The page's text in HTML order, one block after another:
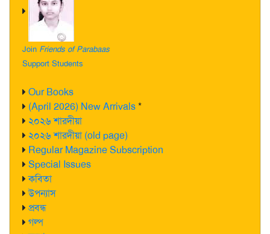
Join Friends of Parabaas
Support Students
Our Books
(April 2026) New Arrivals*
২০২৬ শারদীয়া
২০২৬ শারদীয়া (old page)
Regular Magazine Subscription
Special Issues
কবিতা
উপন্যাস
প্রবন্ধ
গল্প